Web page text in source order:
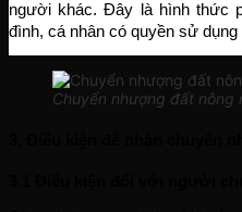
người khác. Đây là hình thức
đình, cá nhân có quyền sử dụng
Chuyển nhượng đất nông